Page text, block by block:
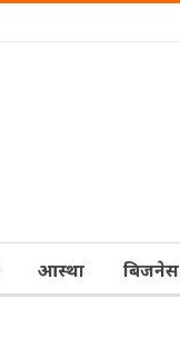
आस्‍था बिजनेस